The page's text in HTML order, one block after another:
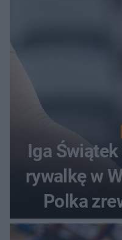
Iga
rywalkę w
Polka